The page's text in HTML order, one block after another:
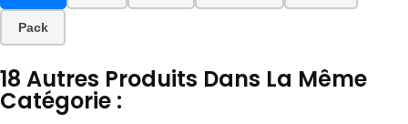
Pack
18 Autres Produits Dans La Même
Catégorie :